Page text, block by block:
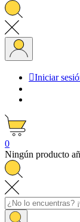
Iniciar
0
Ningún producto